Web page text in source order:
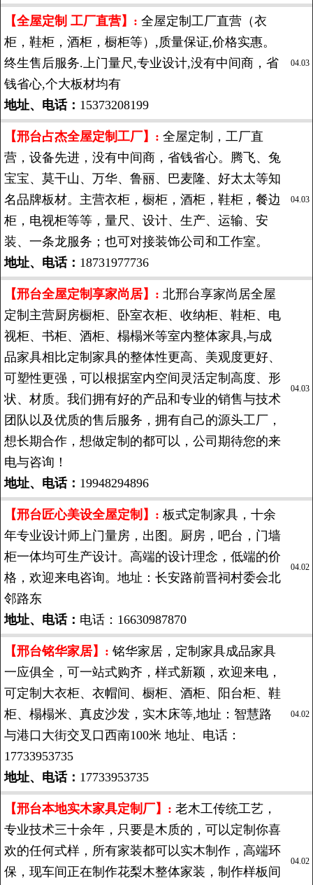
【全屋定制 工厂直营】: 全屋定制工厂直营（衣
柜，鞋柜，酒柜，橱柜等）,质量保证,价格实惠。
终生售后服务.上门量尺,专业设计,没有中间商，省
钱省心,个大板材均有
地址、电话： 15373208199
04.03
【邢台占杰全屋定制工厂】: 全屋定制，工厂直
营，设备先进，没有中间商，省钱省心。腾飞、兔
宝宝、莫干山、万华、鲁丽、巴麦隆、好太太等知
名品牌板材。主营衣柜，橱柜，酒柜，鞋柜，餐边
柜，电视柜等等，量尺、设计、生产、运输、安
装、一条龙服务；也可对接装饰公司和工作室。
地址、电话： 18731977736
04.03
【邢台全屋定制享家尚居】: 北邢台享家尚居全屋
定制主营厨房橱柜、卧室衣柜、收纳柜、鞋柜、电
视柜、书柜、酒柜、榻榻米等室内整体家具,与成
品家具相比定制家具的整体性更高、美观度更好、
可塑性更强，可以根据室内空间灵活定制高度、形
状、材质。我们拥有好的产品和专业的销售与技术
团队以及优质的售后服务，拥有自己的源头工厂，
想长期合作，想做定制的都可以，公司期待您的来
电与咨询！
地址、电话： 19948294896
04.03
【邢台匠心美设全屋定制】: 板式定制家具，十余
年专业设计师上门量房，出图。厨房，吧台，门墙
柜一体均可生产设计。高端的设计理念，低端的价
格，欢迎来电咨询。地址：长安路前晋祠村委会北
邻路东
地址、电话： 电话：16630987870
04.02
【邢台铭华家居】: 铭华家居，定制家具成品家具
一应俱全，可一站式购齐，样式新颖，欢迎来电，
可定制大衣柜、衣帽间、橱柜、酒柜、阳台柜、鞋
柜、榻榻米、真皮沙发，实木床等,地址：智慧路
与港口大街交叉口西南100米 地址、电话：
17733953735
地址、电话： 17733953735
04.02
【邢台本地实木家具定制厂】: 老木工传统工艺，
专业技术三十余年，只要是木质的，可以定制你喜
欢的任何式样，所有家装都可以实木制作，高端环
保，现车间正在制作花梨木整体家装，制作样板间
04.02